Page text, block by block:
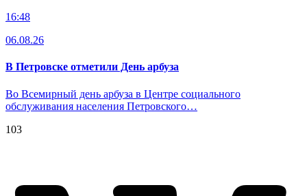
16:48
06.08.26
В Петровске отметили День арбуза
Во Всемирный день арбуза в Центре социального
обслуживания населения Петровского…
103